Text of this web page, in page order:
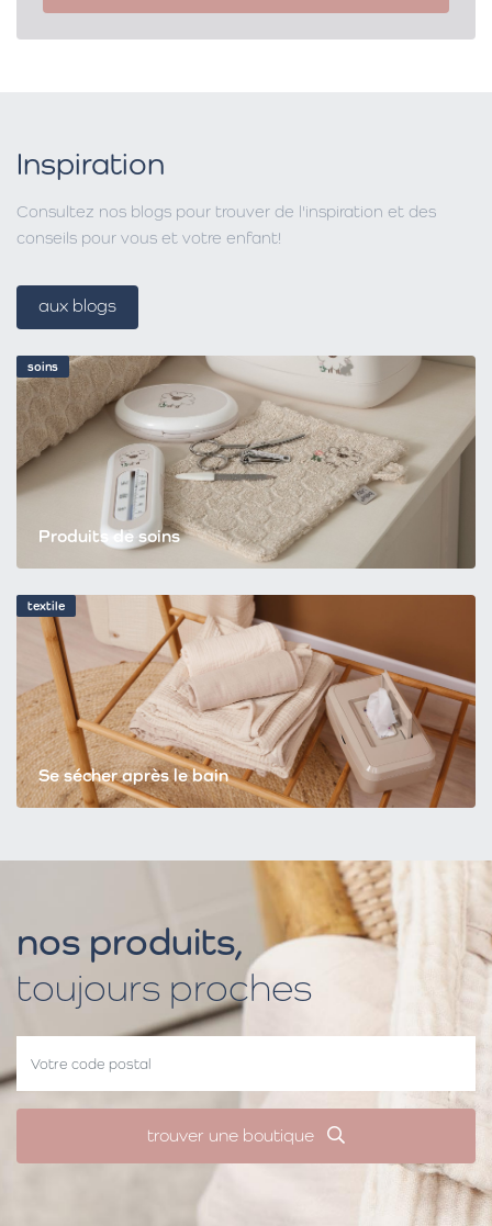
soins
Produits de soins
textile
Se sécher après le bain
Inspiration
Consultez nos blogs pour trouver de l'inspiration et des
conseils pour vous et votre enfant!
aux blogs
nos produits,
toujours proches
trouver une boutique